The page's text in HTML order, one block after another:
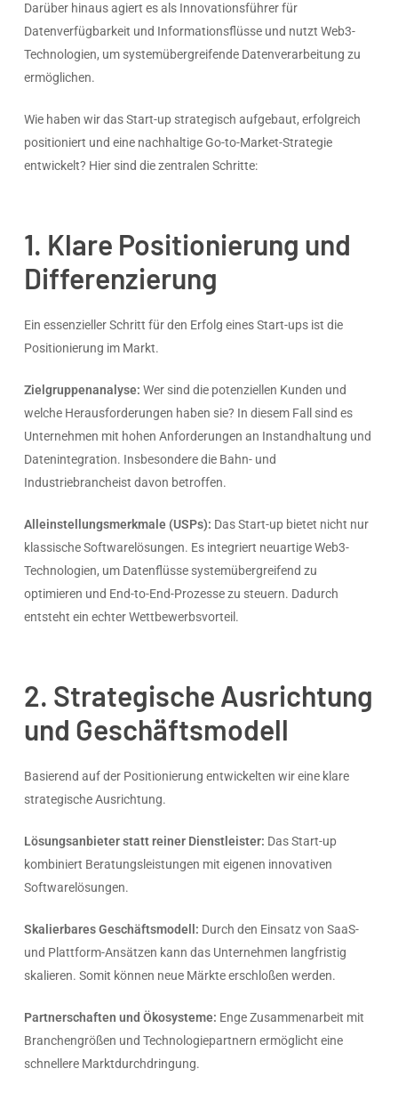
Darüber hinaus agiert es als Innovationsführer für
Datenverfügbarkeit und Informationsflüsse und nutzt Web3-
Technologien, um systemübergreifende Datenverarbeitung zu
ermöglichen.
Wie haben wir das Start-up strategisch aufgebaut, erfolgreich
positioniert und eine nachhaltige Go-to-Market-Strategie
entwickelt? Hier sind die zentralen Schritte:
1. Klare Positionierung und
Differenzierung
Ein essenzieller Schritt für den Erfolg eines Start-ups ist die
Positionierung im Markt.
Zielgruppenanalyse: Wer sind die potenziellen Kunden und
welche Herausforderungen haben sie? In diesem Fall sind es
Unternehmen mit hohen Anforderungen an Instandhaltung und
Datenintegration. Insbesondere die Bahn- und
Industriebrancheist davon betroffen.
Alleinstellungsmerkmale (USPs): Das Start-up bietet nicht nur
klassische Softwarelösungen. Es integriert neuartige Web3-
Technologien, um Datenflüsse systemübergreifend zu
optimieren und End-to-End-Prozesse zu steuern. Dadurch
entsteht ein echter Wettbewerbsvorteil.
2. Strategische Ausrichtung
und Geschäftsmodell
Basierend auf der Positionierung entwickelten wir eine klare
strategische Ausrichtung.
Lösungsanbieter statt reiner Dienstleister: Das Start-up
kombiniert Beratungsleistungen mit eigenen innovativen
Softwarelösungen.
Skalierbares Geschäftsmodell: Durch den Einsatz von SaaS-
und Plattform-Ansätzen kann das Unternehmen langfristig
skalieren. Somit können neue Märkte erschloßen werden.
Partnerschaften und Ökosysteme: Enge Zusammenarbeit mit
Branchengrößen und Technologiepartnern ermöglicht eine
schnellere Marktdurchdringung.